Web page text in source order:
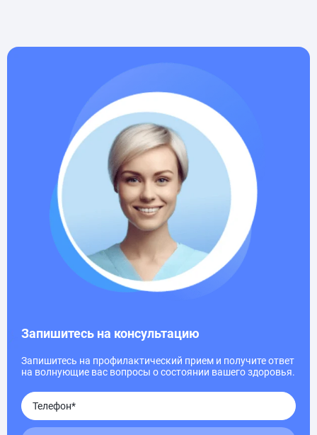
Запишитесь на консультацию
Запишитесь на профилактический прием и получите ответ
на волнующие вас вопросы о состоянии вашего здоровья.